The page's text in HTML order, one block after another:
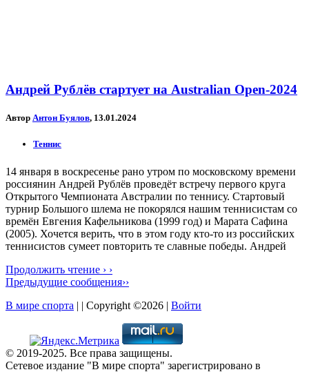
Андрей Рублёв стартует на Australian Open-2024
Автор Антон Буялов, 13.01.2024
Теннис
14 января в воскресенье рано утром по московскому времени
россиянин Андрей Рублёв проведёт встречу первого круга
Открытого Чемпионата Австралии по теннису. Стартовый
турнир Большого шлема не покорялся нашим теннисистам со
времён Евгения Кафельникова (1999 год) и Марата Сафина
(2005). Хочется верить, что в этом году кто-то из российских
теннисистов сумеет повторить те славные победы. Андрей
Продолжить чтение › ›
Предыдущие сообщения››
В мире спорта | | Copyright ©2026 | Войти
© 2019-2025. Все права защищены.
Сетевое издание "В мире спорта" зарегистрировано в